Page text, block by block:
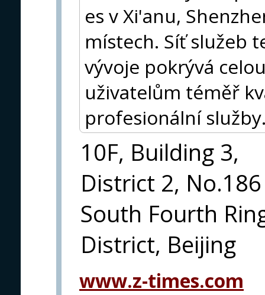
es v Xi'anu,
místech. Síť služeb
vývoje pokrývá
uživatelům téměř
profesionální
10F, Building 3,
District 2, No.186
South Fourth
District, Beijing
www.z-times.com